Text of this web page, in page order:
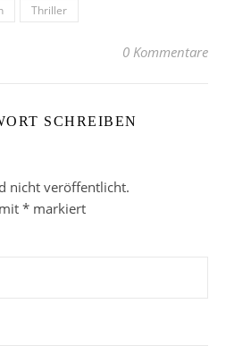
Thriller
0 Kommentare
SCHREIBEN
nicht veröffentlicht.
* markiert